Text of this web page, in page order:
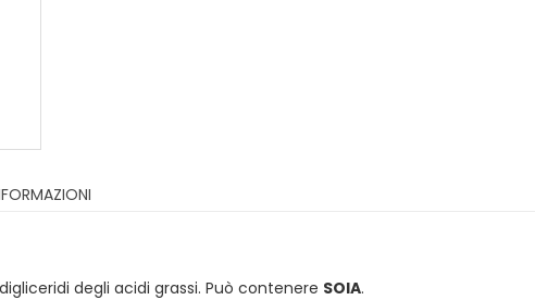
degli acidi grassi. Può contenere SOIA.